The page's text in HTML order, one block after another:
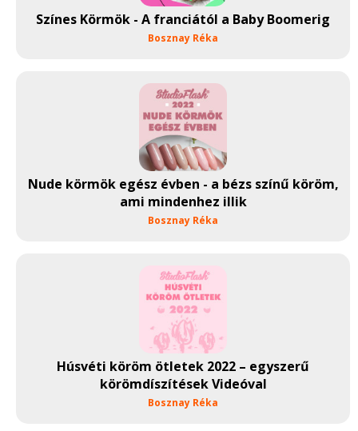
Színes Körmök - A franciától a Baby Boomerig
Bosznay Réka
Nude körmök egész évben - a bézs színű köröm,
ami mindenhez illik
Bosznay Réka
Húsvéti köröm ötletek 2022 – egyszerű
körömdíszítések Videóval
Bosznay Réka